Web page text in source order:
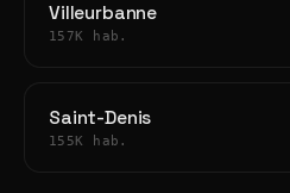
Villeurbanne
157K hab.
Saint-Denis
155K hab.